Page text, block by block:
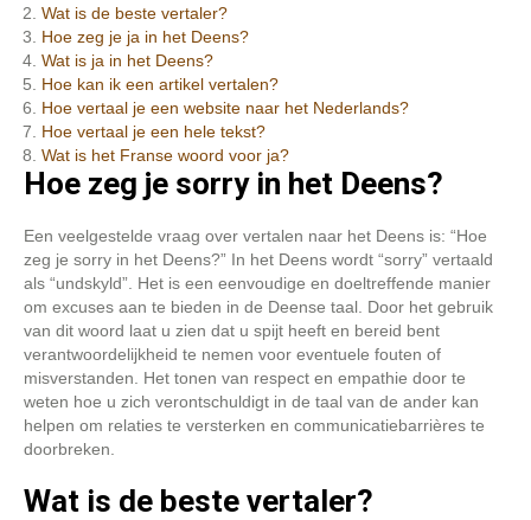
Wat is de beste vertaler?
Hoe zeg je ja in het Deens?
Wat is ja in het Deens?
Hoe kan ik een artikel vertalen?
Hoe vertaal je een website naar het Nederlands?
Hoe vertaal je een hele tekst?
Wat is het Franse woord voor ja?
Hoe zeg je sorry in het Deens?
Een veelgestelde vraag over vertalen naar het Deens is: “Hoe
zeg je sorry in het Deens?” In het Deens wordt “sorry” vertaald
als “undskyld”. Het is een eenvoudige en doeltreffende manier
om excuses aan te bieden in de Deense taal. Door het gebruik
van dit woord laat u zien dat u spijt heeft en bereid bent
verantwoordelijkheid te nemen voor eventuele fouten of
misverstanden. Het tonen van respect en empathie door te
weten hoe u zich verontschuldigt in de taal van de ander kan
helpen om relaties te versterken en communicatiebarrières te
doorbreken.
Wat is de beste vertaler?